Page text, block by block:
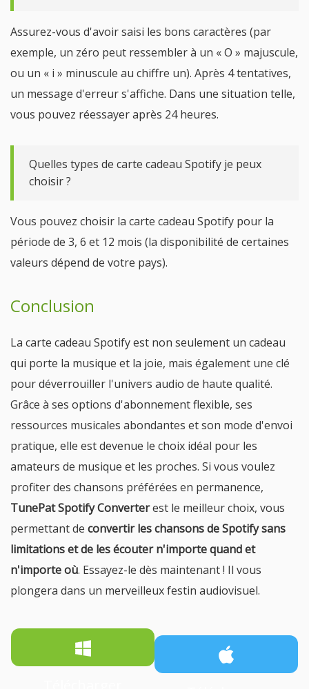
Assurez-vous d'avoir saisi les bons caractères (par
exemple, un zéro peut ressembler à un « O » majuscule,
ou un « i » minuscule au chiffre un). Après 4 tentatives,
un message d'erreur s'affiche. Dans une situation telle,
vous pouvez réessayer après 24 heures.
Quelles types de carte cadeau Spotify je peux
choisir ?
Vous pouvez choisir la carte cadeau Spotify pour la
période de 3, 6 et 12 mois (la disponibilité de certaines
valeurs dépend de votre pays).
Conclusion
La carte cadeau Spotify est non seulement un cadeau
qui porte la musique et la joie, mais également une clé
pour déverrouiller l'univers audio de haute qualité.
Grâce à ses options d'abonnement flexible, ses
ressources musicales abondantes et son mode d'envoi
pratique, elle est devenue le choix idéal pour les
amateurs de musique et les proches. Si vous voulez
profiter des chansons préférées en permanence,
TunePat Spotify Converterest le meilleur choix, vous
permettant de convertir les chansons de Spotify sans
limitations et de les écouter n'importe quand et
n'importe où. Essayez-le dès maintenant ! Il vous
plongera dans un merveilleux festin audiovisuel.